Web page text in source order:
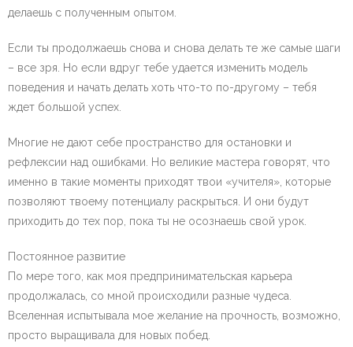
делаешь с полученным опытом.
Если ты продолжаешь снова и снова делать те же самые шаги
– все зря. Но если вдруг тебе удается изменить модель
поведения и начать делать хоть что-то по-другому – тебя
ждет большой успех.
Многие не дают себе пространство для остановки и
рефлексии над ошибками. Но великие мастера говорят, что
именно в такие моменты приходят твои «учителя», которые
позволяют твоему потенциалу раскрыться. И они будут
приходить до тех пор, пока ты не осознаешь свой урок.
Постоянное развитие
По мере того, как моя предпринимательская карьера
продолжалась, со мной происходили разные чудеса.
Вселенная испытывала мое желание на прочность, возможно,
просто выращивала для новых побед.